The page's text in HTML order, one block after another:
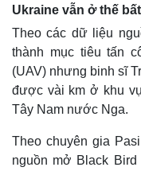
Bất động sản
Khởi nghiệp
Ukraine vẫn ở thế
Theo các dữ liệu
thành mục tiêu tấn
(UAV) nhưng binh sĩ
được vài km ở khu
Tây Nam nước Nga.
Theo chuyên gia
nguồn mở Black